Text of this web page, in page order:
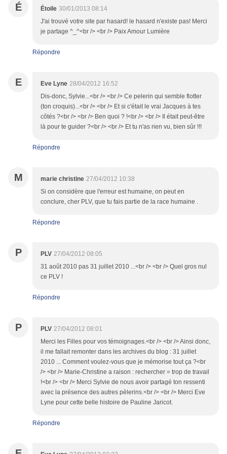
É Étoile 30/01/2013 08:14
J'ai trouvé votre site par hasard! le hasard n'existe pas! Merci
je partage ^_^<br /> <br /> Paix Amour Lumière
Répondre
E Eve Lyne 28/04/2012 16:52
Dis-donc, Sylvie...<br /> <br /> Ce pelerin qui semble flotter
(ton croquis)...<br /> <br /> Et si c'était le vrai Jacques à tes
côtés ?<br /> <br /> Ben quoi ? !<br /> <br /> Il était peut-être
là pour te guider ?<br /> <br /> Et tu n'as rien vu, bien sûr !!!
Répondre
M marie christine 27/04/2012 10:38
Si on considère que l'erreur est humaine, on peut en
conclure, cher PLV, que tu fais partie de la race humaine .
Répondre
P PLV 27/04/2012 08:05
31 août 2010 pas 31 juillet 2010 ...<br /> <br /> Quel gros nul
ce PLV !
Répondre
P PLV 27/04/2012 08:01
Merci les Filles pour vos témoignages.<br /> <br /> Ainsi donc,
il me fallait remonter dans les archives du blog : 31 juillet
2010 ... Comment voulez-vous que je mémorise tout ça ?<br
/> <br /> Marie-Christine a raison : rechercher = trop de travail
!<br /> <br /> Merci Sylvie de nous avoir partagé ton ressenti
avec la présence des autres pèlerins.<br /> <br /> Merci Eve
Lyne pour cette belle histoire de Pauline Jaricot.
Répondre